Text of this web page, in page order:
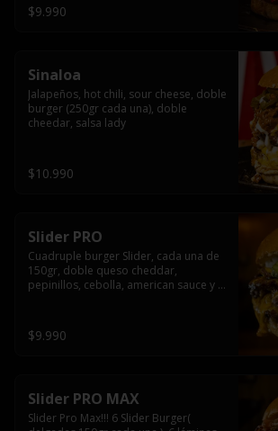
$9.990
Sinaloa
Jalapeños, hot chili, sour cheese, doble
burger (250gr cada una), doble
cheedar, salsa lady
$10.990
Slider PRO
Cuadruple burger Slider, cada una de
150gr, doble queso cheddar,
pepinillos, cebolla, american sauce y
$9.990
Slider PRO MAX
Slider Pro Max!!! 6 Slider Burger(